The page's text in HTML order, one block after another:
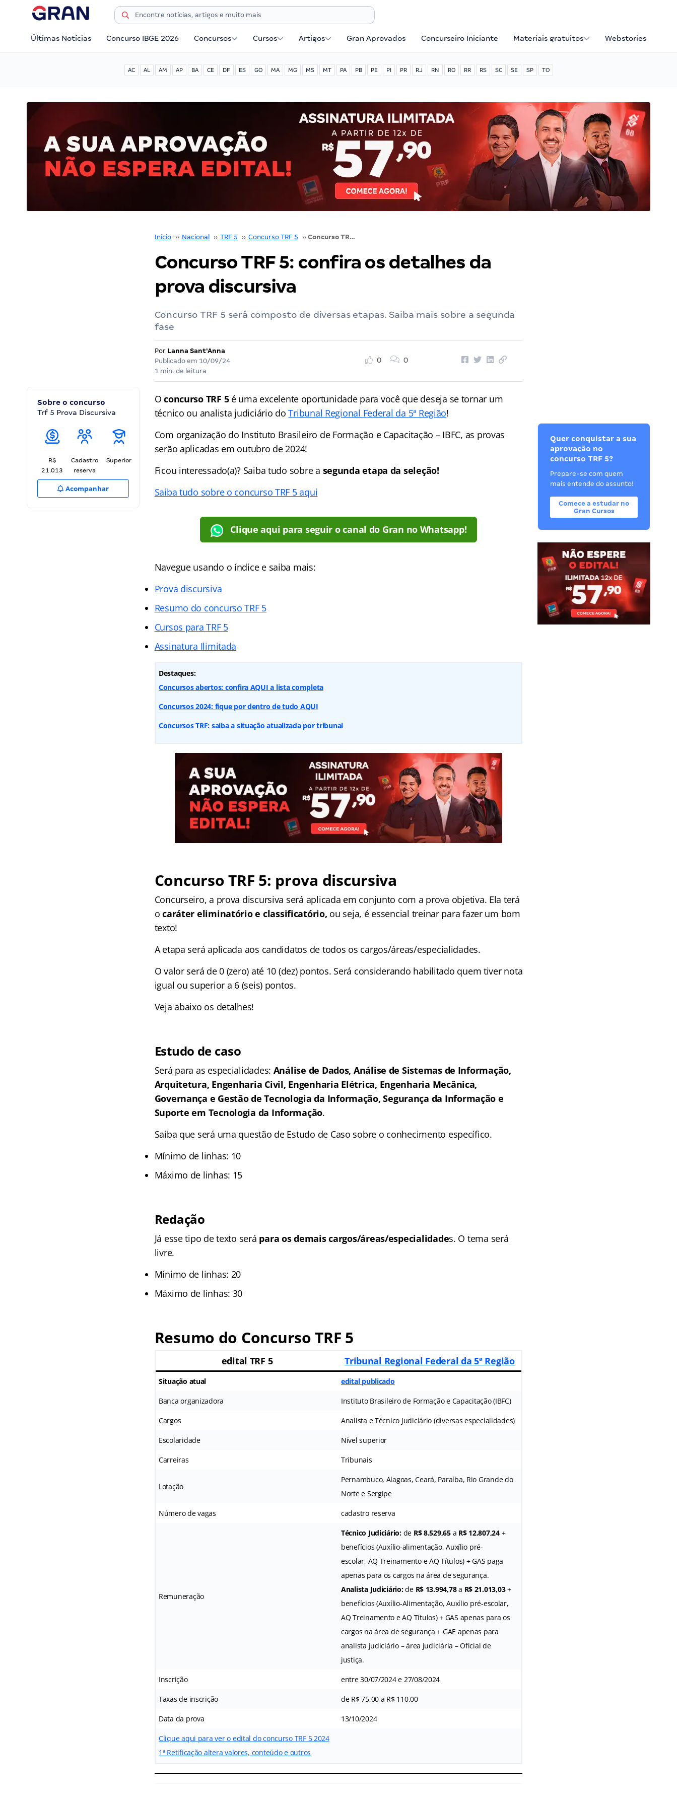
Últimas Notícias Concurso IBGE 2026 Concursos Cursos Artigos Gran Aprovados Concurseiro Iniciante Materiais gratuitos Webstories
AC AL AM AP BA CE DF ES GO MA MG MS MT PA PB PE PI PR RJ RN RO RR RS SC SE SP TO
Início ›› Nacional ›› TRF 5 ›› Concurso TRF 5 ›› Concurso TRF 5: confira os detalhes da prova discursiva
Concurso TRF 5: confira os detalhes da
prova discursiva
Concurso TRF 5 será composto de diversas etapas. Saiba mais sobre a segunda
fase
Por Lanna Sant'Anna
Publicado em 10/09/24
1 min. de leitura
0 0
Sobre o concurso
Trf 5 Prova Discursiva
R$
21.013
Cadastro
reserva
Superior
Acompanhar
Oconcurso TRF 5é uma excelente oportunidade para você que deseja se tornar um
técnico ou analista judiciário doTribunal Regional Federal da 5ª Região!
Com organização do Instituto Brasileiro de Formação e Capacitação – IBFC, as provas
serão aplicadas em outubro de 2024!
Ficou interessado(a)? Saiba tudo sobre a segunda etapa da seleção!
Saiba tudo sobre o concurso TRF 5 aqui
Clique aqui para seguir o canal do Gran no Whatsapp!
Navegue usando o índice e saiba mais:
Prova discursiva
Resumo do concurso TRF 5
Cursos para TRF 5
Assinatura Ilimitada
Destaques:
Concursos abertos: confira AQUI a lista completa
Concursos 2024: fique por dentro de tudo AQUI
Concursos TRF: saiba a situação atualizada por tribunal
Concurso TRF 5: prova discursiva
Concurseiro, a prova discursiva será aplicada em conjunto com a prova objetiva. Ela terá
ocaráter eliminatório e classificatório, ou seja, é essencial treinar para fazer um bom
texto!
A etapa será aplicada aos candidatos de todos os cargos/áreas/especialidades.
O valor será de 0 (zero) até 10 (dez) pontos. Será considerando habilitado quem tiver nota
igual ou superior a 6 (seis) pontos.
Veja abaixo os detalhes!
Estudo de caso
Será para as especialidades: Análise de Dados, Análise de Sistemas de Informação,
Arquitetura, Engenharia Civil, Engenharia Elétrica, Engenharia Mecânica,
Governança e Gestão de Tecnologia da Informação, Segurança da Informação e
Suporte em Tecnologia da Informação.
Saiba que será uma questão de Estudo de Caso sobre o conhecimento específico.
Mínimo de linhas: 10
Máximo de linhas: 15
Redação
Já esse tipo de texto será para os demais cargos/áreas/especialidades. O tema será
livre.
Mínimo de linhas: 20
Máximo de linhas: 30
Resumo do Concurso TRF 5
edital TRF 5 Tribunal Regional Federal da 5ª Região
Situação atual edital publicado
Banca organizadora Instituto Brasileiro de Formação e Capacitação (IBFC)
Cargos Analista e Técnico Judiciário (diversas especialidades)
Escolaridade Nível superior
Carreiras Tribunais
Lotação
Pernambuco, Alagoas, Ceará, Paraíba, Rio Grande do
Norte e Sergipe
Número de vagas cadastro reserva
Remuneração
Técnico Judiciário:de R$ 8.529,65a R$ 12.807,24+
benefícios (Auxílio-alimentação, Auxílio pré-
escolar, AQ Treinamento e AQ Títulos) + GAS paga
apenas para os cargos na área de segurança.
Analista Judiciário:de R$ 13.994,78a R$ 21.013,03+
benefícios (Auxílio-Alimentação, Auxílio pré-escolar,
AQ Treinamento e AQ Títulos) + GAS apenas para os
cargos na área de segurança + GAE apenas para
analista judiciário – área judiciária – Oficial de
justiça.
Inscrição entre 30/07/2024 e 27/08/2024
Taxas de inscrição de R$ 75,00 a R$ 110,00
Data da prova 13/10/2024
Clique aqui para ver o edital do concurso TRF 5 2024
1ª Retificação altera valores, conteúdo e outros
Quer conquistar a sua
aprovação no
concurso TRF 5?
Prepare-se com quem
mais entende do assunto!
Comece a estudar no
Gran Cursos